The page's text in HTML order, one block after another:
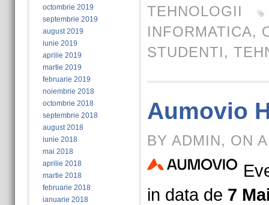
octombrie 2019
septembrie 2019
august 2019
iunie 2019
aprilie 2019
martie 2019
februarie 2019
noiembrie 2018
octombrie 2018
septembrie 2018
august 2018
iunie 2018
mai 2018
aprilie 2018
martie 2018
februarie 2018
ianuarie 2018
TEHNOLOGII
INFORMATICA,
STUDENTI,
Aumovio
BY ADMIN, ON
in data de 7